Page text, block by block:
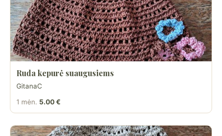
Ruda kepurė suaugusiems
GitanaC
1 mėn. 5.00 €